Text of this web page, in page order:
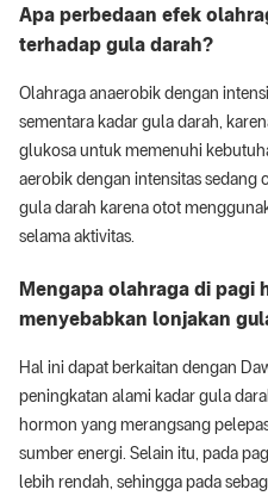
Apa perbedaan efek
terhadap gula darah?
Olahraga anaerobik dengan
sementara kadar gula darah,
glukosa untuk memenuhi
aerobik dengan intensitas
gula darah karena otot
selama aktivitas.
Mengapa olahraga di pagi
menyebabkan lonjakan
Hal ini dapat berkaitan dengan
peningkatan alami kadar gula
hormon yang merangsang
sumber energi. Selain itu, pada
lebih rendah, sehingga pada